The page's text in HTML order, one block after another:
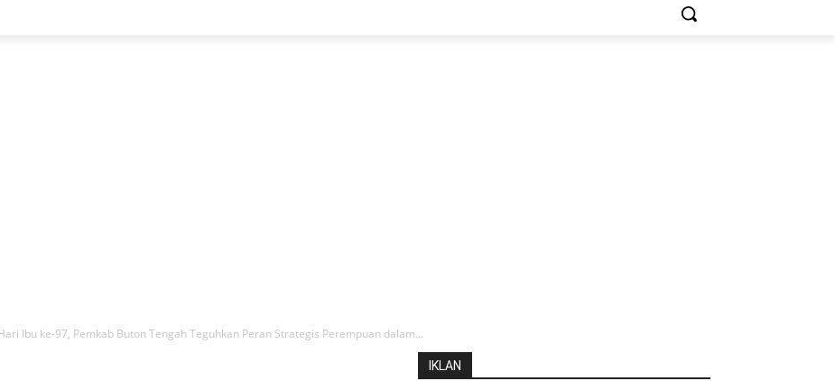
Ibu ke-97, Pemkab Buton Tengah Teguhkan Peran Strategis Perempuan dalam...
IKLAN